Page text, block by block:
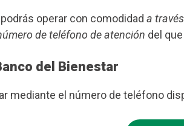
operar con comodidad a
de teléfono de atención del
del Bienestar
mediante el número de teléfono